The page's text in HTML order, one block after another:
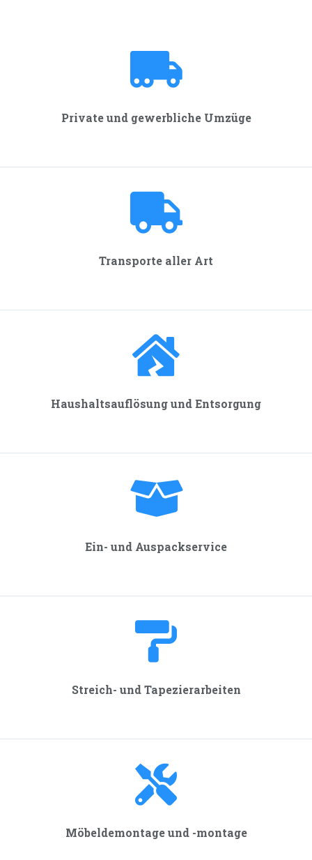
Private und gewerbliche Umzüge
Transporte aller Art
Haushalts­auflösung und Entsorgung
Ein- und Auspackservice
Streich- und Tapezier­arbeiten
Möbeldemontage und -montage